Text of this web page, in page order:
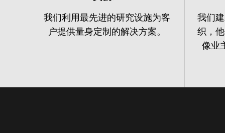
我们利用最先进的研究设施为客
户提供量身定制的解决方案。
我们
织，
像业